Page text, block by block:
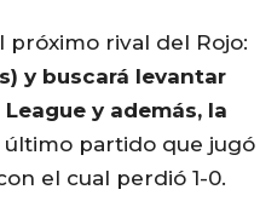
próximo rival del Rojo:
y buscará levantar
y además, la
último partido que jugó
el cual perdió 1-0.